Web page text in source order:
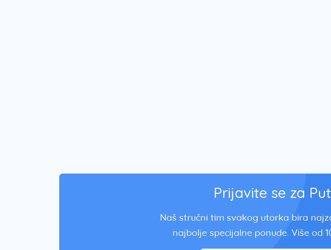
Prijavite se za
Naš stručni tim svakog utorka bira
najbolje specijalne ponude. Više od